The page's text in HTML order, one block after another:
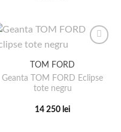
are
mai
variații.
Opțiunile
pot
fi
TOM FORD
Geanta TOM FORD Eclipse
tote negru
14 250 lei